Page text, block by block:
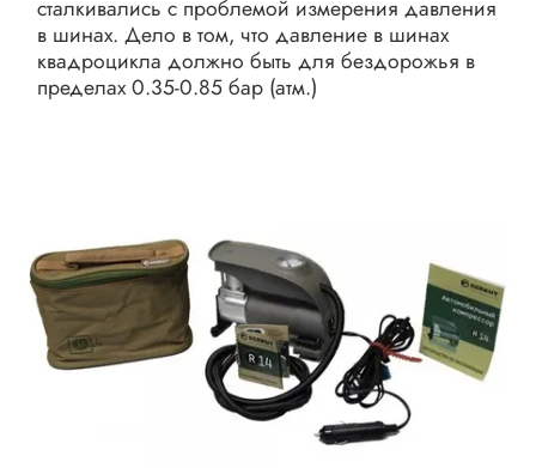
сталкивались с проблемой измерения давления
в шинах. Дело в том, что давление в шинах
квадроцикла должно быть для бездорожья в
пределах 0.35-0.85 бар (атм.)